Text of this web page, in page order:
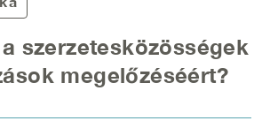
szerzetesközösségek
megelőzéséért?